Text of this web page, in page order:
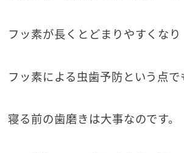
フッ素が長くとどまりやすくなり
フッ素による虫歯予防という点で
寝る前の歯磨きは大事なのです。